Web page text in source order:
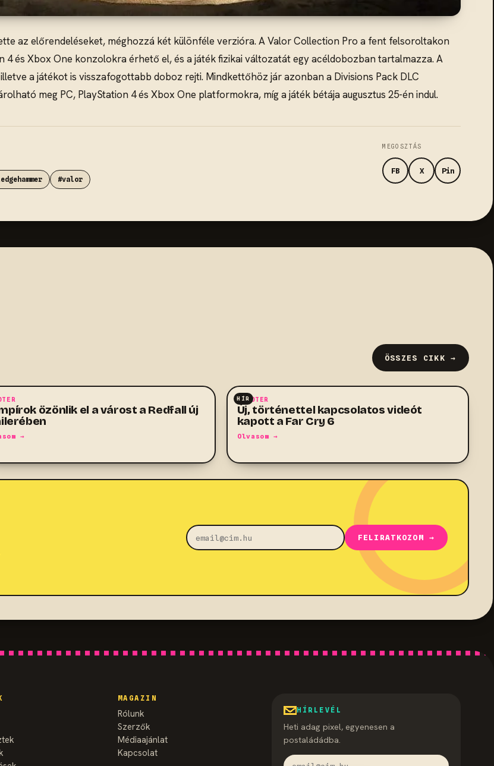
az előrendeléseket, méghozzá két különféle verzióra. A Valor Collection Pro a fent felsoroltakon
4 és Xbox One konzolokra érhető el, és a játék fizikai változatát egy acéldobozban tartalmazza. A
a játékot is visszafogottabb doboz rejti. Mindkettőhöz jár azonban a Divisions Pack DLC
meg PC, PlayStation 4 és Xbox One platformokra, míg a játék bétája augusztus 25-én indul.
#valor
MEGOSZTÁS
FB X Pin
ÖSSZES CIKK →
özönlik el a várost a Redfall új
→
HÍR
SHOOTER
Új, történettel kapcsolatos videót
kapott a Far Cry 6
Olvasom →
FELIRATKOZOM →
MAGAZIN
Rólunk
Szerzők
Médiaajánlat
Kapcsolat
HÍRLEVÉL
Heti adag pixel, egyenesen a
postaládádba.